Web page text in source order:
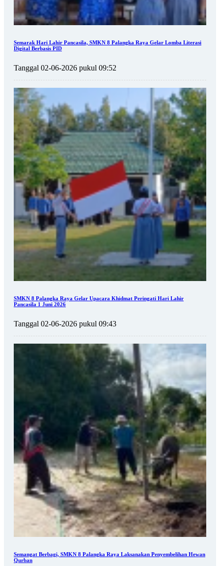
Semarak Hari Lahir Pancasila, SMKN 8 Palangka Raya Gelar Lomba Literasi
Digital Berbasis PID
Tanggal 02-06-2026 pukul 09:52
SMKN 8 Palangka Raya Gelar Upacara Khidmat Peringati Hari Lahir
Pancasila 1 Juni 2026
Tanggal 02-06-2026 pukul 09:43
Semangat Berbagi, SMKN 8 Palangka Raya Laksanakan Penyembelihan Hewan
Qurban